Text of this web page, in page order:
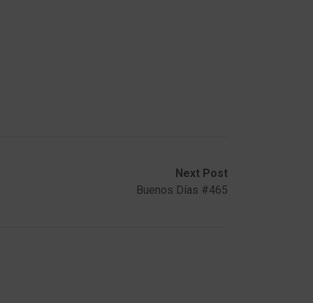
Next Post
Buenos Días #465